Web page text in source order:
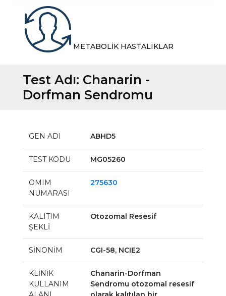
METABOLİK HASTALIKLAR
Test Adı: Chanarin -
Dorfman Sendromu
GEN ADI ABHD5
TEST KODU MG05260
OMIM
NUMARASI
275630
KALITIM
ŞEKLİ
Otozomal Resesif
SİNONİM CGI-58, NCIE2
KLİNİK
KULLANIM
Chanarin-Dorfman
Sendromu otozomal resesif